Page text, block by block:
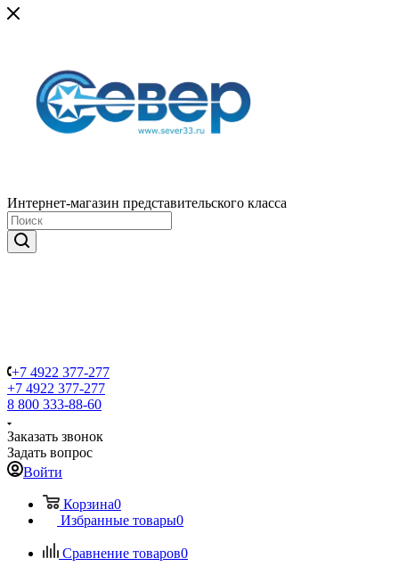
Интернет-магазин представительского класса
+7 4922 377-277
+7 4922 377-277
8 800 333-88-60
Заказать звонок
Задать вопрос
Войти
Корзина0
Избранные товары0
Сравнение товаров0